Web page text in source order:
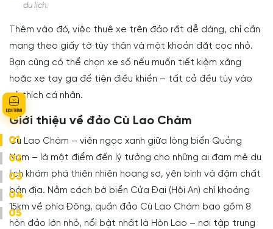
du lịch.
Thêm vào đó, việc thuê xe trên đảo rất dễ dàng, chỉ cần
mang theo giấy tờ tùy thân và một khoản đặt cọc nhỏ.
Bạn cũng có thể chọn xe số nếu muốn tiết kiệm xăng
hoặc xe tay ga để tiện điều khiển – tất cả đều tùy vào
sở thích cá nhân.
Giới thiệu về đảo Cù Lao Chàm
Cù Lao Chàm – viên ngọc xanh giữa lòng biển Quảng
Nam – là một điểm đến lý tưởng cho những ai đam mê du
lịch khám phá thiên nhiên hoang sơ, yên bình và đậm chất
bản địa. Nằm cách bờ biển Cửa Đại (Hội An) chỉ khoảng
15km về phía Đông, quần đảo Cù Lao Chàm bao gồm 8
hòn đảo lớn nhỏ, nổi bật nhất là Hòn Lao – nơi tập trung
01
02
03
04
05